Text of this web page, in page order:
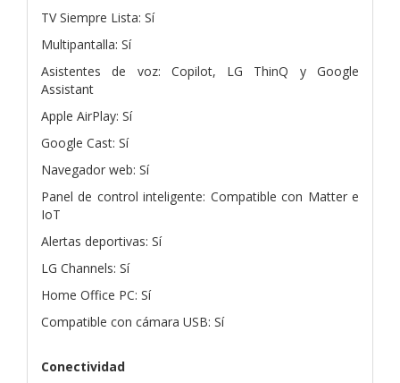
TV Siempre Lista: Sí
Multipantalla: Sí
Asistentes de voz: Copilot, LG ThinQ y Google
Assistant
Apple AirPlay: Sí
Google Cast: Sí
Navegador web: Sí
Panel de control inteligente: Compatible con Matter e
IoT
Alertas deportivas: Sí
LG Channels: Sí
Home Office PC: Sí
Compatible con cámara USB: Sí
Conectividad